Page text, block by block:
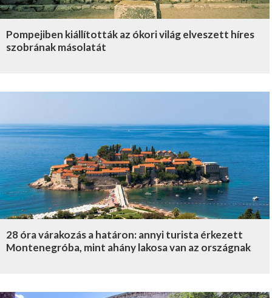
Pompejiben kiállították az ókori világ elveszett híres
szobrának másolatát
28 óra várakozás a határon: annyi turista érkezett
Montenegróba, mint ahány lakosa van az országnak